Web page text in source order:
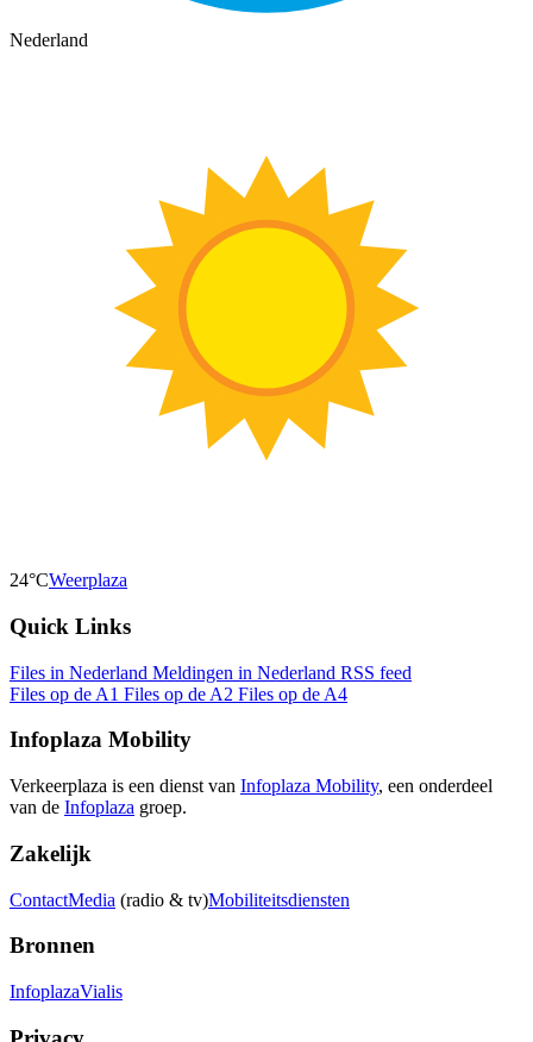
Nederland
24°CWeerplaza
Quick Links
Files in Nederland Meldingen in Nederland RSS feed
Files op de A1 Files op de A2 Files op de A4
Infoplaza Mobility
Verkeerplaza is een dienst van Infoplaza Mobility, een onderdeel
van de Infoplaza groep.
Zakelijk
ContactMedia (radio & tv)Mobiliteitsdiensten
Bronnen
InfoplazaVialis